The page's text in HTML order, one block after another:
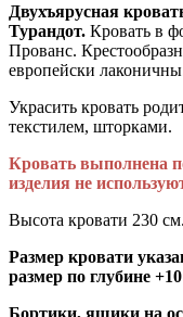
Двухъярусная
Турандот. Кровать в
Прованс.
европейски
Украсить кровать
текстилем, шторками.
Кровать выполнена
изделия не
Высота кровати 230 см.
Размер кровати
размер по глубине
Бортики, ящики на